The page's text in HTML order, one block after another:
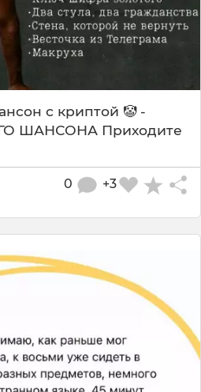
с криптой 🤡 -
ШАНСОНА Приходите
+3
0